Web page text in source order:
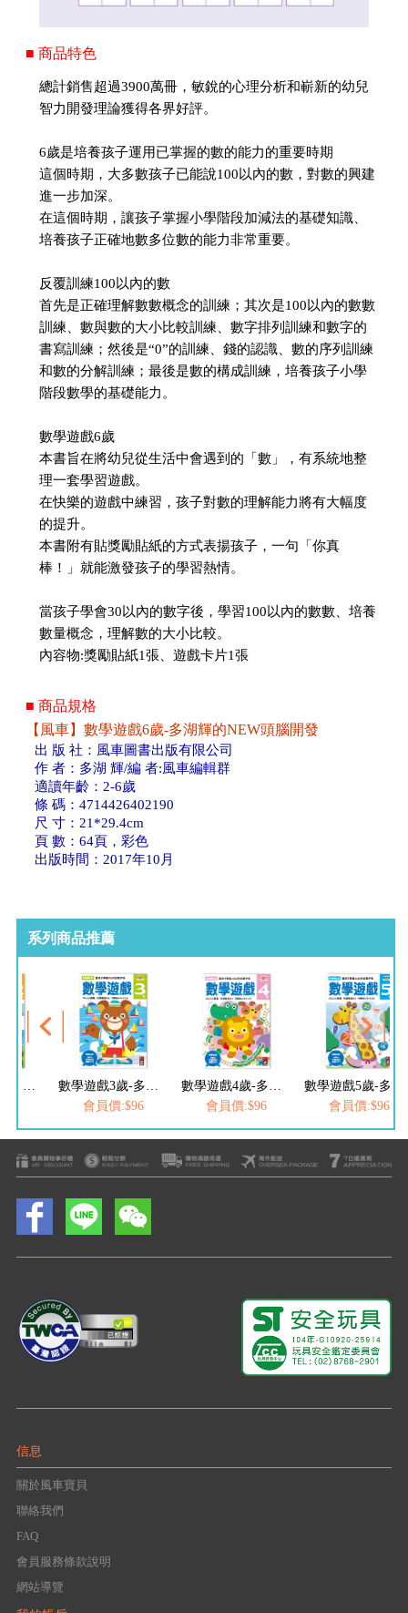
■ 商品特色
總計銷售超過3900萬冊，敏銳的心理分析和嶄新的幼兒
智力開發理論獲得各界好評。
6歲是培養孩子運用已掌握的數的能力的重要時期
這個時期，大多數孩子已能說100以內的數，對數的興建
進一步加深。
在這個時期，讓孩子掌握小學階段加減法的基礎知識、
培養孩子正確地數多位數的能力非常重要。
反覆訓練100以內的數
首先是正確理解數數概念的訓練；其次是100以內的數數
訓練、數與數的大小比較訓練、數字排列訓練和數字的
書寫訓練；然後是“0”的訓練、錢的認識、數的序列訓練
和數的分解訓練；最後是數的構成訓練，培養孩子小學
階段數學的基礎能力。
數學遊戲6歲
本書旨在將幼兒從生活中會遇到的「數」，有系統地整
理一套學習遊戲。
在快樂的遊戲中練習，孩子對數的理解能力將有大幅度
的提升。
本書附有貼獎勵貼紙的方式表揚孩子，一句「你真
棒！」就能激發孩子的學習熱情。
當孩子學會30以內的數字後，學習100以內的數數、培養
數量概念，理解數的大小比較。
內容物:獎勵貼紙1張、遊戲卡片1張
■ 商品規格
【風車】數學遊戲6歲-多湖輝的NEW頭腦開發
出 版 社：風車圖書出版有限公司
作 者：多湖 輝/編 者:風車編輯群
適讀年齡：2-6歲
條 碼：4714426402190
尺 寸：21*29.4cm
頁 數：64頁，彩色
出版時間：2017年10月
系列商品推薦
數學遊戲2歲-多湖輝的NEW頭腦開發
數學遊戲3歲-多湖輝的NEW頭腦開發
會員價:$96
數學遊戲4歲-多湖輝的NEW頭腦開發
會員價:$96
會員價:$96
信息
關於風車寶貝
聯絡我們
FAQ
會員服務條款說明
網站導覽